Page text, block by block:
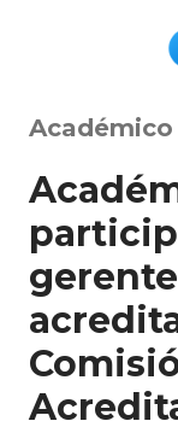
Académico